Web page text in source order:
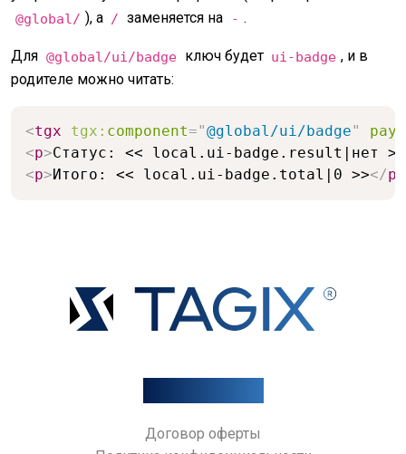
@global/ ), а / заменяется на - .
Для @global/ui/badge ключ будет ui-badge , и в
родителе можно читать:
<tgx tgx: component="@global/ui/badge"
<p>Статус: << local.ui-badge.result|нет >>
<p>Итого: << local.ui-badge.total|0 >></p
Договор оферты